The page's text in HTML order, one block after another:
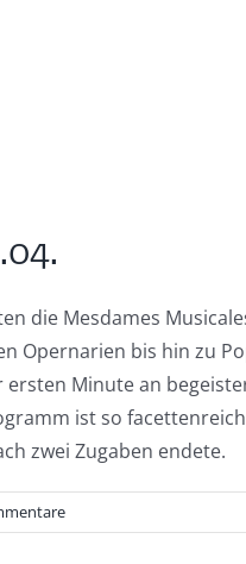
die Mesdames
Opernarien bis hin zu
Minute an
ist so
zwei Zugaben endete.